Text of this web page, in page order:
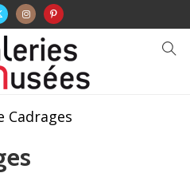
Cadrages